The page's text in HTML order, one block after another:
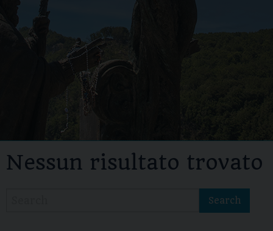
Nessun risultato trovato
Search